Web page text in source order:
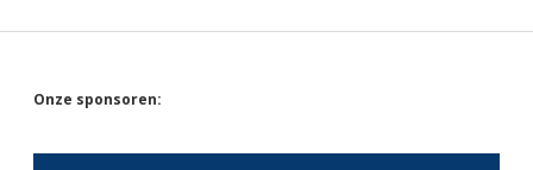
Sidebar
Onze sponsoren: